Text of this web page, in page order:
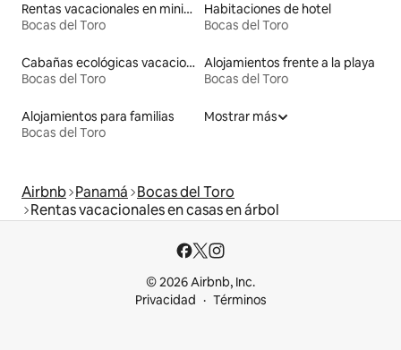
Rentas vacacionales en minicasas
Bocas del Toro
Habitaciones de hotel
Bocas del Toro
Cabañas ecológicas vacacionales
Bocas del Toro
Alojamientos frente a la playa
Bocas del Toro
Alojamientos para familias
Bocas del Toro
Mostrar más
Airbnb Panamá Bocas del Toro
Rentas vacacionales en casas en árbol
© 2026 Airbnb, Inc.
Privacidad
Términos